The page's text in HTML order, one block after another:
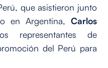
que asistieron junto
en Argentina, Carlos
representantes de
del Perú para